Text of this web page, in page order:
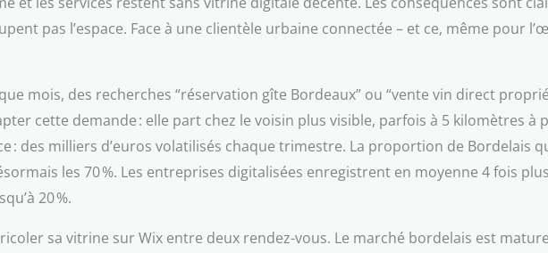
pas l’espace. Face à une clientèle urbaine connectée – et ce, même pour
mois, des recherches “réservation gîte Bordeaux” ou “vente vin direct
cette demande : elle part chez le voisin plus visible, parfois à 5 kilomètres à
: des milliers d’euros volatilisés chaque trimestre. La proportion de Bordelais
les 70 %. Les entreprises digitalisées enregistrent en moyenne 4 fois
20 %.
sa vitrine sur Wix entre deux rendez-vous. Le marché bordelais est